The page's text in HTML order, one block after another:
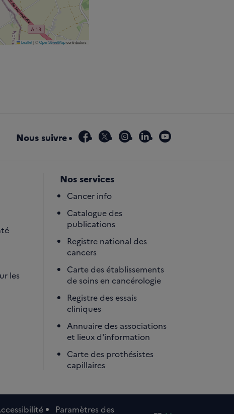
Leaflet| ©OpenStreetMapcontributors
Nous suivre facebook
x instagram
linkedinyoutube
les
Nos services
Cancer info
Catalogue des
publications
Registre national des
cancers
Carte des établissements
de soins en cancérologie
Registre des essais
cliniques
Annuaire des associations
et lieux d'information
Carte des prothésistes
capillaires
Paramètres des